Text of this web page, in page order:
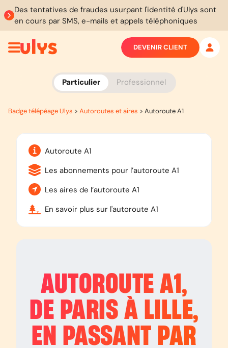
Des tentatives de fraudes usurpant l'identité d'Ulys sont
en cours par SMS, e-mails et appels téléphoniques
Particulier Professionnel
DEVENIR CLIENT
Badge télépéage Ulys > Autoroutes et aires > Autoroute A1
Autoroute A1
Les abonnements pour l’autoroute A1
Les aires de l’autoroute A1
En savoir plus sur l'autoroute A1
AUTOROUTEA1,
DE PARIS À LILLE,
EN PASSANT PAR